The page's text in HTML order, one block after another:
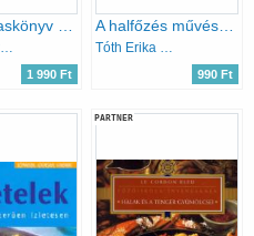
Stella /szerk./ Donati
1 990 Ft
A halfőzés művészete
Tóth Erika Katalin
990 Ft
PARTNER